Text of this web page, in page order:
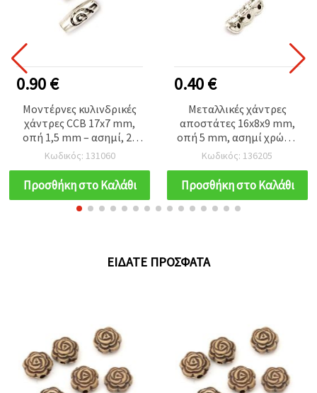
0.90 €
Μοντέρνες κυλινδρικές
χάντρες CCB 17x7 mm,
οπή 1,5 mm – ασημί, 20
τεμ., για δημιουργικά
σχέδια κοσμημάτων
Κωδικός: 131060
Προσθήκη στο Καλάθι
0.40 €
Μεταλλικές χάντρες
αποστάτες 16x8x9 mm,
οπή 5 mm, ασημί χρώμα
– 10 τεμ.
Κωδικός: 136205
Προσθήκη στο Καλάθι
ΕΊΔΑΤΕ ΠΡΌΣΦΑΤΑ